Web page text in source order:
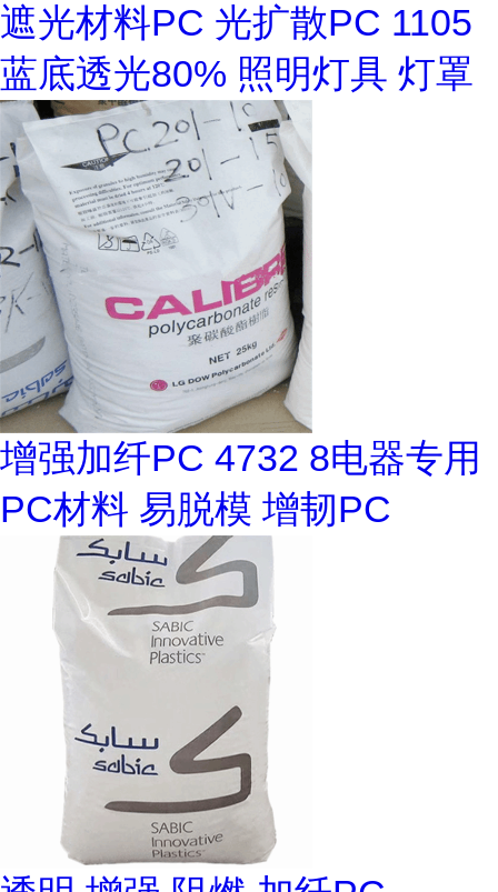
遮光材料PC 光扩散PC 1105
蓝底透光80% 照明灯具 灯罩
增强加纤PC 4732 8电器专用
PC材料 易脱模 增韧PC